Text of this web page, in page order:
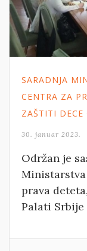
SARADNJA
CENTRA ZA
ZAŠTITI DECE
30. januar 2023.
Održan je
prava
Palati